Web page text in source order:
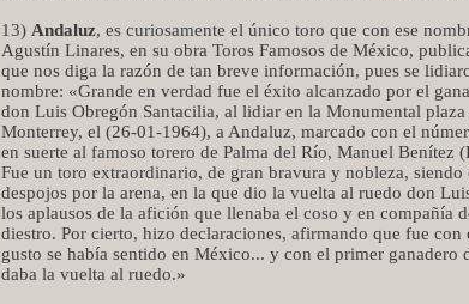
13) Andaluz, es curiosamente el único toro que con ese
Agustín Linares, en su obra Toros Famosos de México,
que nos diga la razón de tan breve información, pues se
nombre: «Grande en verdad fue el éxito alcanzado por el
don Luis Obregón Santacilia, al lidiar en la Monumental plaza
Monterrey, el (26-01-1964), a Andaluz, marcado con el
en suerte al famoso torero de Palma del Río, Manuel Benítez
Fue un toro extraordinario, de gran bravura y nobleza, siendo
despojos por la arena, en la que dio la vuelta al ruedo don
los aplausos de la afición que llenaba el coso y en compañía
diestro. Por cierto, hizo declaraciones, afirmando que fue con
gusto se había sentido en México... y con el primer ganadero
daba la vuelta al ruedo.»